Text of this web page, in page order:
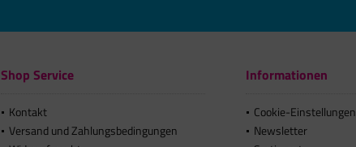
Shop Service
Kontakt
Versand und Zahlungsbedingungen
Informationen
Cookie-Einstellungen
Newsletter